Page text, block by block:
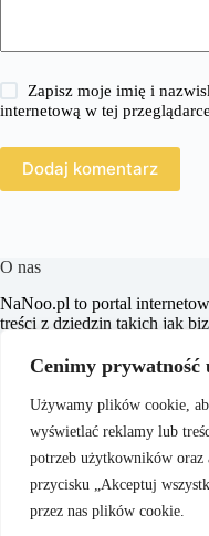
Cenimy
Używamy plików cookie,
wyświetlać reklamy lub
potrzeb użytkowników
przycisku „Akceptuj
przez nas plików cookie.
Zapisz moje imię i
internetową w tej
Dodaj komentarz
O nas
​NaNoo.pl to portal
treści z dziedzin takich jak
celem jest dostarczanie
artykułów, które wspierają
decyzji oraz poszerzają